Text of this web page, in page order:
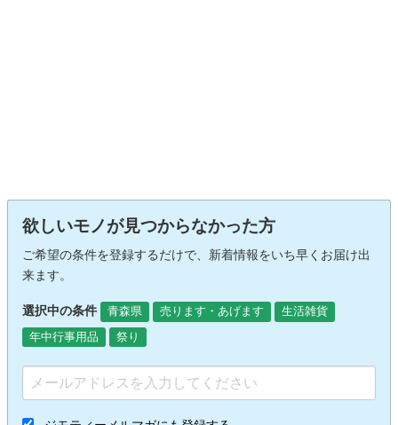
欲しいモノが見つからなかった方
ご希望の条件を登録するだけで、新着情報をいち早くお届け出
来ます。
選択中の条件 青森県 売ります・あげます
生活雑貨
年中行事用品
祭り